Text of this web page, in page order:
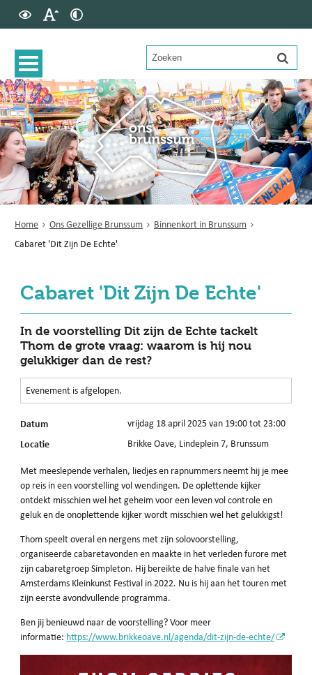
Home Ons Gezellige Brunssum
Binnenkort in Brunssum
Cabaret 'Dit Zijn De Echte'
Cabaret 'Dit Zijn De Echte'
In de voorstelling Dit zijn de Echte tackelt
Thom de grote vraag: waarom is hij nou
gelukkiger dan de rest?
Evenement is afgelopen.
Datum vrijdag 18 april 2025 van 19:00 tot 23:00
Locatie Brikke Oave, Lindeplein 7, Brunssum
Met meeslepende verhalen, liedjes en rapnummers neemt hij je mee
op reis in een voorstelling vol wendingen. De oplettende kijker
ontdekt misschien wel het geheim voor een leven vol controle en
geluk en de onoplettende kijker wordt misschien wel het gelukkigst!
Thom speelt overal en nergens met zijn solovoorstelling,
organiseerde cabaretavonden en maakte in het verleden furore met
zijn cabaretgroep Simpleton. Hij bereikte de halve finale van het
Amsterdams Kleinkunst Festival in 2022. Nu is hij aan het touren met
zijn eerste avondvullende programma.
Ben jij benieuwd naar de voorstelling? Voor meer
informatie: https://www.brikkeoave.nl/agenda/dit-zijn-de-echte/